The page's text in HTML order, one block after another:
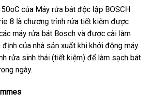
của Máy rửa bát độc lập BOSCH
8 là chương trình rửa tiết kiệm được
máy rửa bát Bosch và được cài làm
của nhà sản xuất khi khởi động máy.
rửa sinh thái (tiết kiệm) để làm sạch bát
ngày.